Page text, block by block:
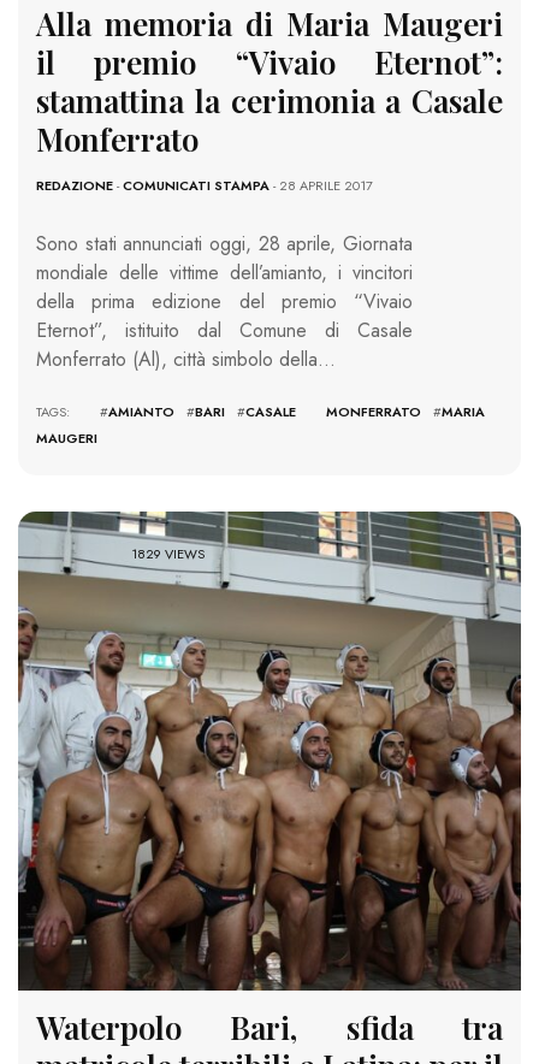
Alla memoria di Maria Maugeri
il premio “Vivaio Eternot”:
stamattina la cerimonia a Casale
Monferrato
REDAZIONE-COMUNICATI STAMPA- 28 APRILE 2017
Sono stati annunciati oggi, 28 aprile, Giornata
mondiale delle vittime dell’amianto, i vincitori
della prima edizione del premio “Vivaio
Eternot”, istituito dal Comune di Casale
Monferrato (Al), città simbolo della…
TAGS: #AMIANTO #BARI #CASALE MONFERRATO #MARIA
MAUGERI
1829 VIEWS
Waterpolo Bari, sfida tra